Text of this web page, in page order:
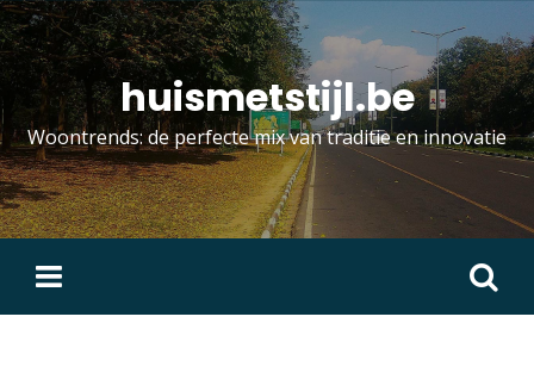
Skip
to
content
huismetstijl.be
Woontrends: de perfecte mix van traditie en innovatie
Zoeken
naar: